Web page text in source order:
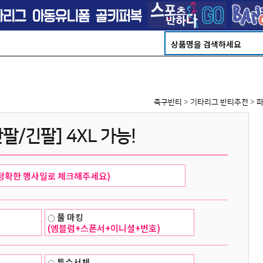
축구반티 > 기타리그 반티추천 >
/긴팔] 4XL 가능!
풀 마킹
(엠블럼+스폰서+이니셜+번호)